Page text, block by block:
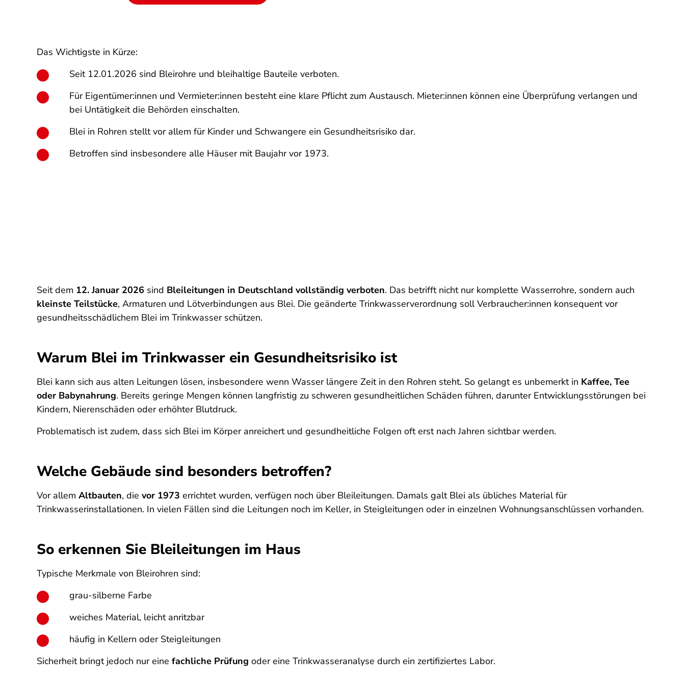
Das Wichtigste in Kürze:
Seit 12.01.2026 sind Bleirohre und bleihaltige Bauteile verboten.
Für Eigentümer:innen und Vermieter:innen besteht eine klare Pflicht zum Austausch. Mieter:innen können eine Überprüfung verlangen und
bei Untätigkeit die Behörden einschalten.
Blei in Rohren stellt vor allem für Kinder und Schwangere ein Gesundheitsrisiko dar.
Betroffen sind insbesondere alle Häuser mit Baujahr vor 1973.
Seit dem 12. Januar 2026 sind Bleileitungen in Deutschland vollständig verboten. Das betrifft nicht nur komplette Wasserrohre, sondern auch
kleinste Teilstücke, Armaturen und Lötverbindungen aus Blei. Die geänderte Trinkwasserverordnung soll Verbraucher:innen konsequent vor
gesundheitsschädlichem Blei im Trinkwasser schützen.
Warum Blei im Trinkwasser ein Gesundheitsrisiko ist
Blei kann sich aus alten Leitungen lösen, insbesondere wenn Wasser längere Zeit in den Rohren steht. So gelangt es unbemerkt in Kaffee, Tee
oder Babynahrung. Bereits geringe Mengen können langfristig zu schweren gesundheitlichen Schäden führen, darunter Entwicklungsstörungen bei
Kindern, Nierenschäden oder erhöhter Blutdruck.
Problematisch ist zudem, dass sich Blei im Körper anreichert und gesundheitliche Folgen oft erst nach Jahren sichtbar werden.
Welche Gebäude sind besonders betroffen?
Vor allem Altbauten, die vor 1973 errichtet wurden, verfügen noch über Bleileitungen. Damals galt Blei als übliches Material für
Trinkwasserinstallationen. In vielen Fällen sind die Leitungen noch im Keller, in Steigleitungen oder in einzelnen Wohnungsanschlüssen vorhanden.
So erkennen Sie Bleileitungen im Haus
Typische Merkmale von Bleirohren sind:
grau-silberne Farbe
weiches Material, leicht anritzbar
häufig in Kellern oder Steigleitungen
Sicherheit bringt jedoch nur eine fachliche Prüfung oder eine Trinkwasseranalyse durch ein zertifiziertes Labor.